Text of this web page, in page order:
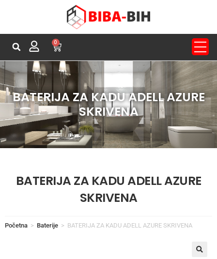
0
BATERIJA ZA KADU ADELL AZURE
SKRIVENA
BATERIJA ZA KADU ADELL AZURE
SKRIVENA
Početna > Baterije > BATERIJA ZA KADU ADELL AZURE SKRIVENA